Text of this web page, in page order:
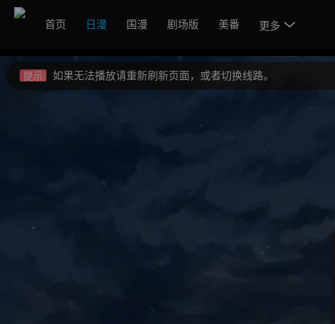
首页 日漫 国漫 剧场版 美番 更多 
提示 不要轻易相信视频中的广告，谨防上当受骗!
提示 视频载入速度跟网速有关，请耐心等待几秒钟。
不要轻易相信视频中的广告，谨防上当受骗!